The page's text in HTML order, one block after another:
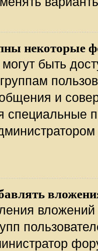
некоторые
быть
и
специальные